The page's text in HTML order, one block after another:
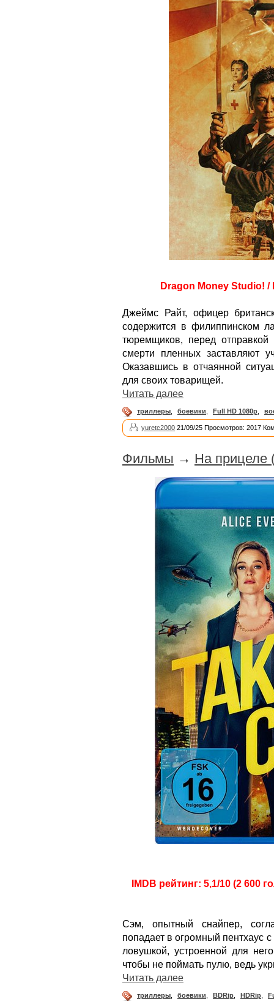
Dragon Money Studio! /
Джеймс Райт, офицер
содержится в филиппинском
тюремщиков, перед
смерти пленных заставляют
Оказавшись в отчаянной
для своих товарищей.
Читать далее
триллеры боевики Full HD 1080p
yuretc2000 21/09/25 Просмотров: 2017
Фильмы → На прицеле
IMDB рейтинг: 5,1/10 (2 600
Сэм, опытный снайпер,
попадает в огромный пентхаус
ловушкой, устроенной для
чтобы не поймать пулю, ведь
Читать далее
триллеры боевики BDRip HDRip